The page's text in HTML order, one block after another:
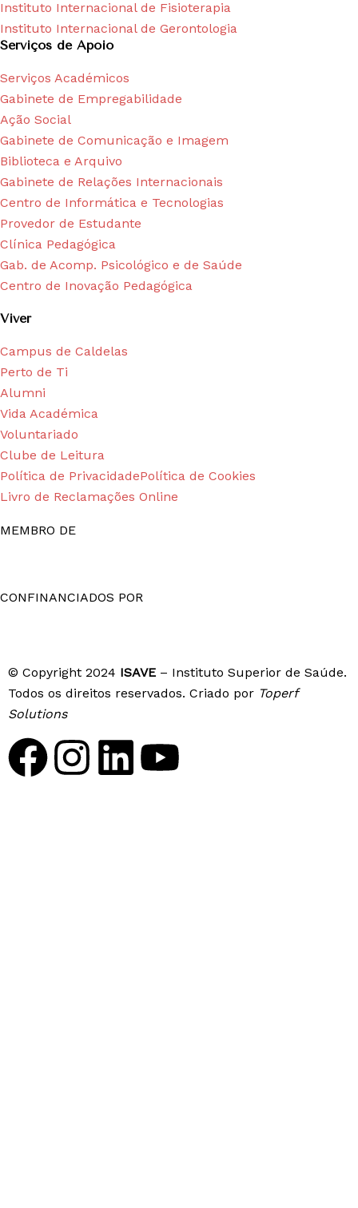
Instituto Internacional de Fisioterapia
Instituto Internacional de Gerontologia
Serviços de Apoio
Serviços Académicos
Gabinete de Empregabilidade
Ação Social
Gabinete de Comunicação e Imagem
Biblioteca e Arquivo
Gabinete de Relações Internacionais
Centro de Informática e Tecnologias
Provedor de Estudante
Clínica Pedagógica
Gab. de Acomp. Psicológico e de Saúde
Centro de Inovação Pedagógica
Viver
Campus de Caldelas
Perto de Ti
Alumni
Vida Académica
Voluntariado
Clube de Leitura
Política de PrivacidadePolítica de Cookies
Livro de Reclamações Online
MEMBRO DE
CONFINANCIADOS POR
© Copyright 2024 ISAVE – Instituto Superior de Saúde.
Todos os direitos reservados. Criado por Toperf
Solutions